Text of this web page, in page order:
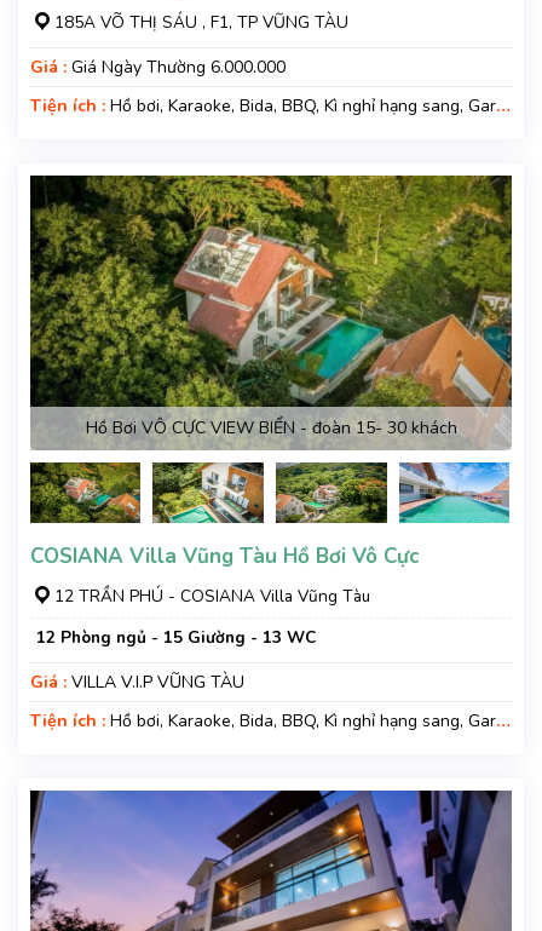
185A VÕ THỊ SÁU , F1, TP VŨNG TÀU
Giá : Giá Ngày Thường 6.000.000
Tiện ích : Hồ bơi, Karaoke, Bida, BBQ, Kì nghỉ hạng sang, Gara
Hồ Bơi VÔ CỰC VIEW BIỂN - đoàn 15- 30 khách
COSIANA Villa Vũng Tàu Hồ Bơi Vô Cực
12 TRẦN PHÚ - COSIANA Villa Vũng Tàu
12 Phòng ngủ - 15 Giường - 13 WC
Giá : VILLA V.I.P VŨNG TÀU
Tiện ích : Hồ bơi, Karaoke, Bida, BBQ, Kì nghỉ hạng sang, Gara